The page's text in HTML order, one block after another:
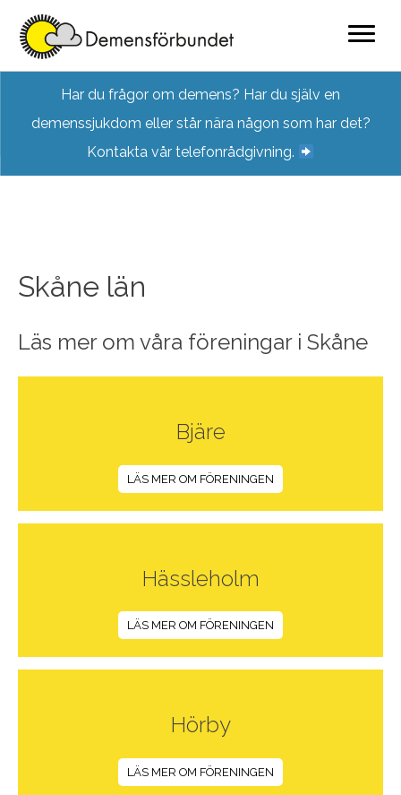
content
Har du frågor om demens? Har du själv en
demenssjukdom eller står nära någon som har det?
Kontakta vår telefonrådgivning.
Skåne län
Läs mer om våra föreningar i Skåne
Bjäre
LÄS MER OM FÖRENINGEN
Hässleholm
LÄS MER OM FÖRENINGEN
Hörby
LÄS MER OM FÖRENINGEN